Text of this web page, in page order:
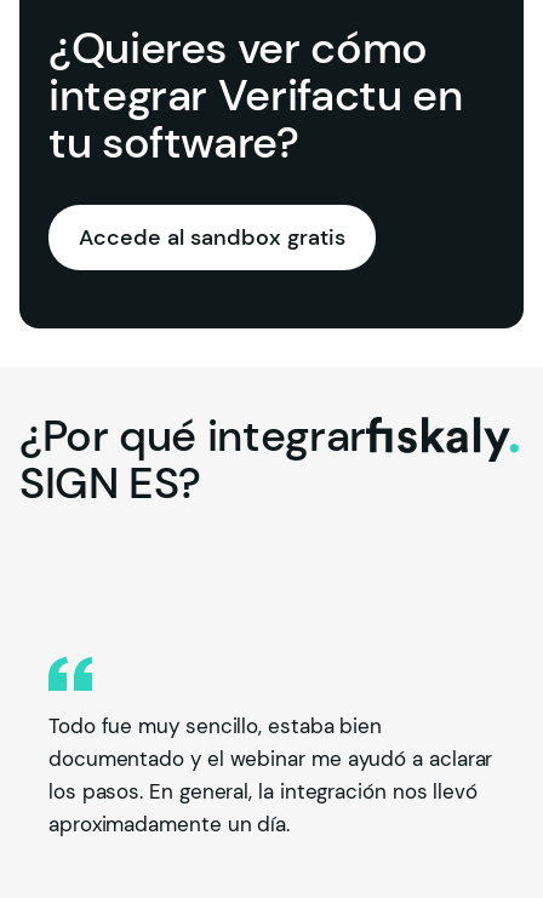
¿Quieres ver cómo
integrar Verifactu en
tu software?
Accede al sandbox gratis
¿Por qué integrarfiskaly.
SIGN ES?
Todo fue muy sencillo, estaba bien
documentado y el webinar me ayudó a aclarar
los pasos. En general, la integración nos llevó
aproximadamente un día.